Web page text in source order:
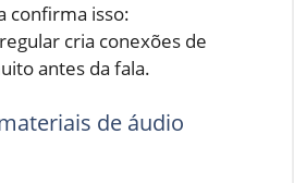
confirma isso:
cria conexões de
antes da fala.
de áudio